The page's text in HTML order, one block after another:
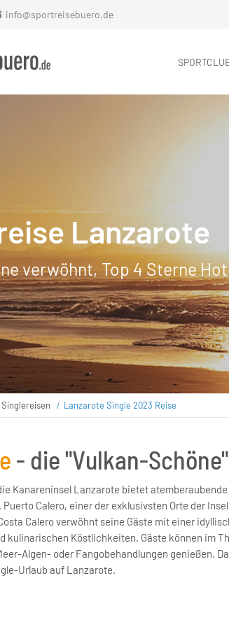
info@sportreisebuero.de
Lanzarote
verwöhnt, Top 4 Sterne
Singlereisen Lanzarote Single 2023 Reise
- die "Vulkan-Schöne"
Kanareninsel Lanzarote bietet
Calero, einer der exklusivsten Orte der
Calero verwöhnt seine Gäste mit einer
kulinarischen Köstlichkeiten. Gäste können im
Algen- oder Fangobehandlungen genießen.
Urlaub auf Lanzarote.